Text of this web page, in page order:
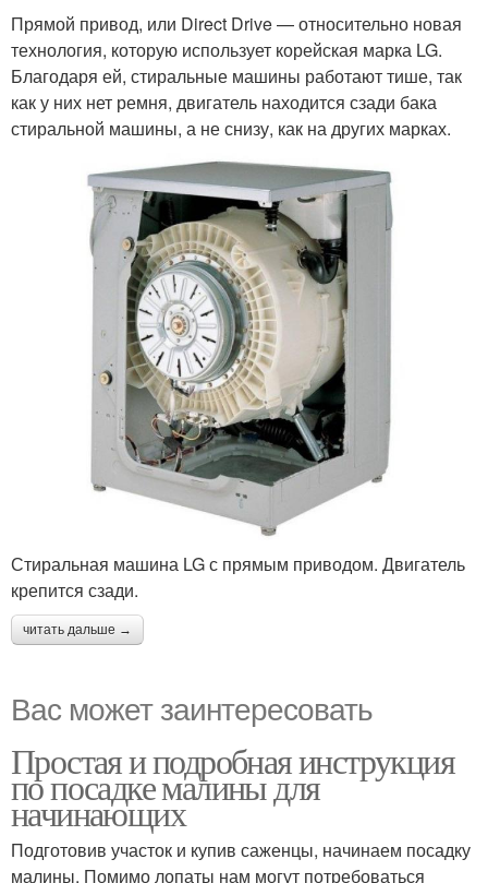
Прямой привод, или Direct Drive — относительно новая
технология, которую использует корейская марка LG.
Благодаря ей, стиральные машины работают тише, так
как у них нет ремня, двигатель находится сзади бака
стиральной машины, а не снизу, как на других марках.
Стиральная машина LG с прямым приводом. Двигатель
крепится сзади.
читать дальше →
Вас может заинтересовать
Простая и подробная инструкция
по посадке малины для
начинающих
Подготовив участок и купив саженцы, начинаем посадку
малины. Помимо лопаты нам могут потребоваться